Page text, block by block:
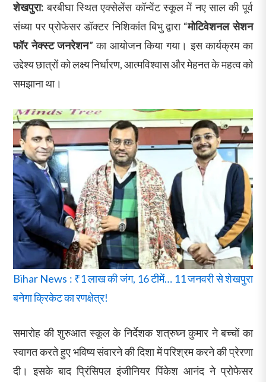
शेखपुरा: बरबीघा स्थित एक्सेलेंस कॉन्वेंट स्कूल में नए साल की पूर्व
संध्या पर प्रोफेसर डॉक्टर निशिकांत बिभु द्वारा “मोटिवेशनल सेशन
फॉर नेक्स्ट जनरेशन” का आयोजन किया गया। इस कार्यक्रम का
उद्देश्य छात्रों को लक्ष्य निर्धारण, आत्मविश्वास और मेहनत के महत्व को
समझाना था।
Bihar News : ₹1 लाख की जंग, 16 टीमें… 11 जनवरी से शेखपुरा
बनेगा क्रिकेट का रणक्षेत्र!
समारोह की शुरुआत स्कूल के निर्देशक शत्रुघ्न कुमार ने बच्चों का
स्वागत करते हुए भविष्य संवारने की दिशा में परिश्रम करने की प्रेरणा
दी। इसके बाद प्रिंसिपल इंजीनियर पिंकेश आनंद ने प्रोफेसर